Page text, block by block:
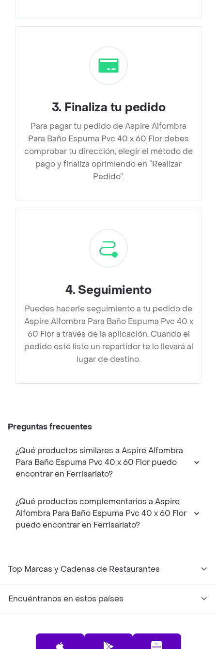
3. Finaliza tu pedido
Para pagar tu pedido de Aspire Alfombra
Para Baño Espuma Pvc 40 x 60 Flor debes
comprobar tu dirección, elegir el método de
pago y finaliza oprimiendo en “Realizar
Pedido”.
4. Seguimiento
Puedes hacerle seguimiento a tu pedido de
Aspire Alfombra Para Baño Espuma Pvc 40 x
60 Flor a través de la aplicación. Cuando el
pedido esté listo un repartidor te lo llevará al
lugar de destino.
Preguntas frecuentes
¿Qué productos similares a Aspire Alfombra
Para Baño Espuma Pvc 40 x 60 Flor puedo
encontrar en Ferrisariato?
¿Qué productos complementarios a Aspire
Alfombra Para Baño Espuma Pvc 40 x 60 Flor
puedo encontrar en Ferrisariato?
Top Marcas y Cadenas de Restaurantes
Encuéntranos en estos países